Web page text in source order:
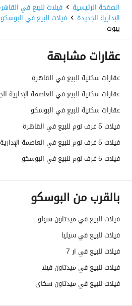
الصفحة الرئيسية فيلات للبيع في
الإدارية الجديدة فيلات للبيع في البوسكو
بيوت
عقارات مشابهة
عقارات سكنية للبيع في القاهرة
عقارات سكنية للبيع في العاصمة الإدارية
عقارات سكنية للبيع في البوسكو
فيلات 5 غرف نوم للبيع في القاهرة
فيلات 5 غرف نوم للبيع في العاصمة الإدارية الجديدة
فيلات 5 غرف نوم للبيع في البوسكو
بالقرب من البوسكو
فيلات للبيع في ميدتاون سولو
فيلات للبيع في سيليا
فيلات للبيع في ار 7
فيلات للبيع في ميدتاون فيلا
فيلات للبيع في ميدتاون سكاى